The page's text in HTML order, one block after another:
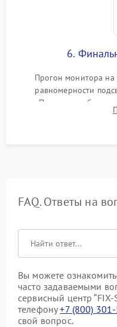
6.
Прогон монитора на
равномерности
Проверка
DisplayPort, VGA) и
FAQ. Ответы на
Вы можете
часто задаваемыми
сервисный центр
телефону+7 (800)
свой вопрос.